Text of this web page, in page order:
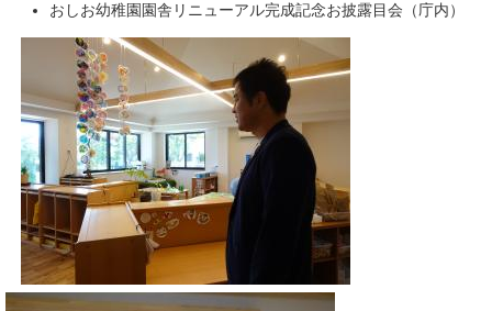
おしお幼稚園園舎リニューアル完成記念お披露目会（庁内）